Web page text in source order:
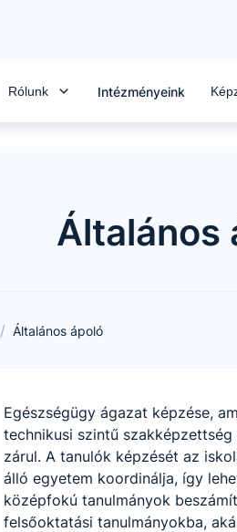
Intézményeink
Általános
/ Általános ápoló
Egészségügy ágazat képzése,
technikusi szintű szakképzettség
zárul. A tanulók képzését az
álló egyetem koordinálja, így
középfokú tanulmányok
felsőoktatási tanulmányokba,